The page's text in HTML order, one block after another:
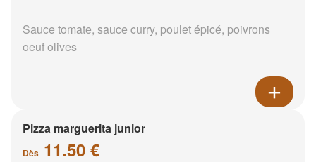
Sauce tomate, sauce curry, poulet épicé, poivrons
oeuf olives
Pizza marguerita junior
Dès 11.50 €